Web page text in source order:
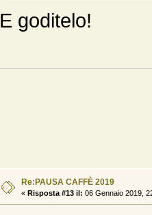
E goditelo!
Re:PAUSA CAFFÈ 2019
« Risposta #13 il: 06 Gennaio 2019,